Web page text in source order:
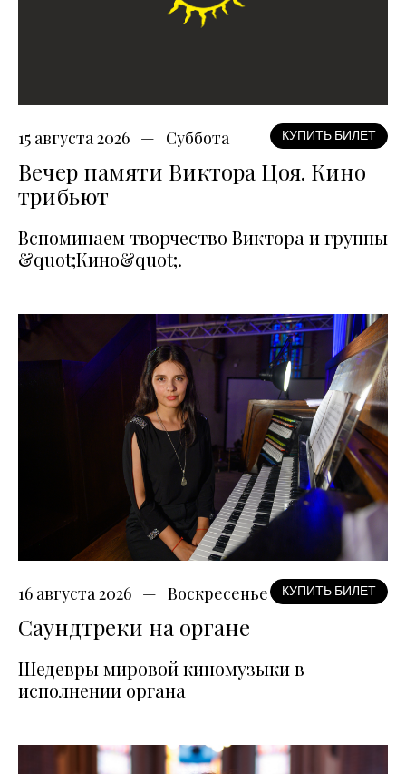
15 августа 2026 Суббота КУПИТЬ БИЛЕТ
Вечер памяти Виктора Цоя. Кино
трибьют
Вспоминаем творчество Виктора и группы
&quot;Кино&quot;.
16 августа 2026 Воскресенье КУПИТЬ БИЛЕТ
Саундтреки на органе
Шедевры мировой киномузыки в
исполнении органа